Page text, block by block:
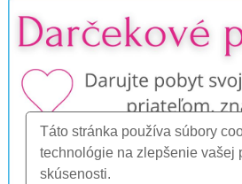
Táto stránka používa súbory
technológie na zlepšenie vašej
skúsenosti.